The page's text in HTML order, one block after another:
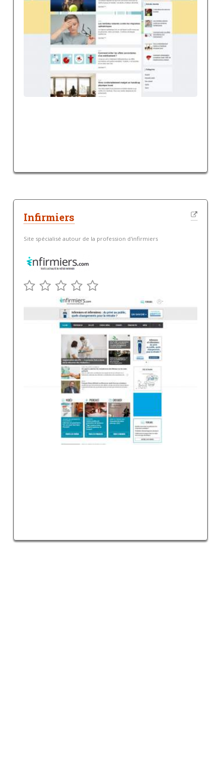
Infirmiers
Site spécialisé autour de la profession d'infirmiers